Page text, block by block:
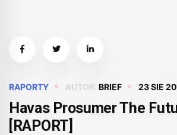
RAPORTY AUTOR: BRIEF 23 SIE
Havas Prosumer The
[RAPORT]